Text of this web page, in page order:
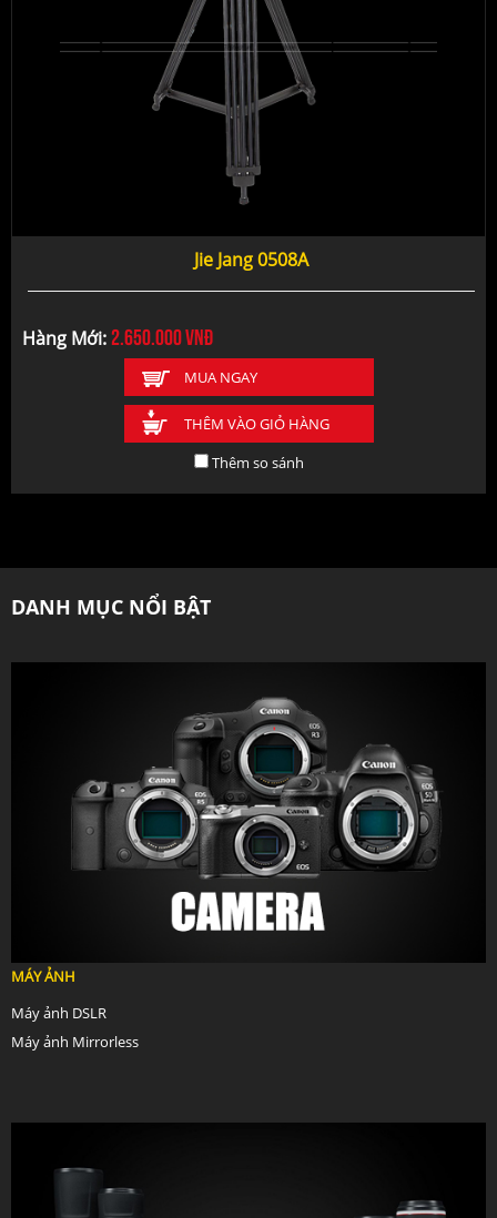
Jie Jang 0508A
Hàng Mới:2.650.000vnđ
MUA NGAY
THÊM VÀO GIỎ HÀNG
Thêm so sánh
DANH MỤC NỔI BẬT
MÁY ẢNH
Máy ảnh DSLR
Máy ảnh Mirrorless